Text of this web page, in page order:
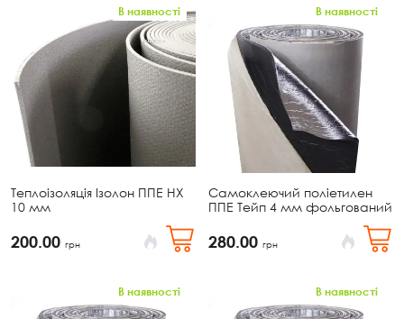
В наявності
Теплоізоляція Ізолон ППЕ НХ
10 мм
200.00 грн
В наявності
Самоклеючий поліетилен
ППЕ Тейп 4 мм фольгований
280.00 грн
В наявності В наявності